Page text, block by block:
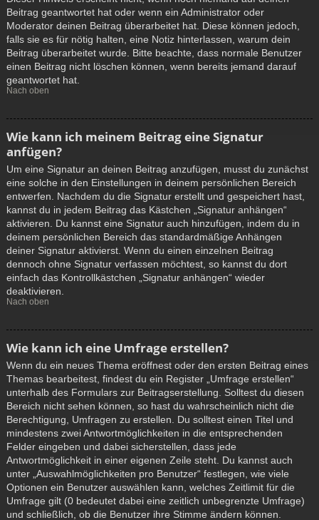
Beitrag geantwortet hat oder wenn ein Administrator oder
Moderator deinen Beitrag überarbeitet hat. Diese können jedoch,
falls sie es für nötig halten, eine Notiz hinterlassen, warum dein
Beitrag überarbeitet wurde. Bitte beachte, dass normale Benutzer
einen Beitrag nicht löschen können, wenn bereits jemand darauf
geantwortet hat.
Nach oben
Wie kann ich meinem Beitrag eine Signatur
anfügen?
Um eine Signatur an deinen Beitrag anzufügen, musst du zunächst
eine solche in den Einstellungen in deinem persönlichen Bereich
entwerfen. Nachdem du die Signatur erstellt und gespeichert hast,
kannst du in jedem Beitrag das Kästchen „Signatur anhängen“
aktivieren. Du kannst eine Signatur auch hinzufügen, indem du in
deinem persönlichen Bereich das standardmäßige Anhängen
deiner Signatur aktivierst. Wenn du einen einzelnen Beitrag
dennoch ohne Signatur verfassen möchtest, so kannst du dort
einfach das Kontrollkästchen „Signatur anhängen“ wieder
deaktivieren.
Nach oben
Wie kann ich eine Umfrage erstellen?
Wenn du ein neues Thema eröffnest oder den ersten Beitrag eines
Themas bearbeitest, findest du ein Register „Umfrage erstellen“
unterhalb des Formulars zur Beitragserstellung. Solltest du diesen
Bereich nicht sehen können, so hast du wahrscheinlich nicht die
Berechtigung, Umfragen zu erstellen. Du solltest einen Titel und
mindestens zwei Antwortmöglichkeiten in die entsprechenden
Felder eingeben und dabei sicherstellen, dass jede
Antwortmöglichkeit in einer eigenen Zeile steht. Du kannst auch
unter „Auswahlmöglichkeiten pro Benutzer“ festlegen, wie viele
Optionen ein Benutzer auswählen kann, welches Zeitlimit für die
Umfrage gilt (0 bedeutet dabei eine zeitlich unbegrenzte Umfrage)
und schließlich, ob die Benutzer ihre Stimme ändern können.